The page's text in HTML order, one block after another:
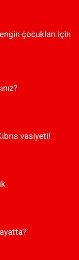
çocukları için
vasiyeti!